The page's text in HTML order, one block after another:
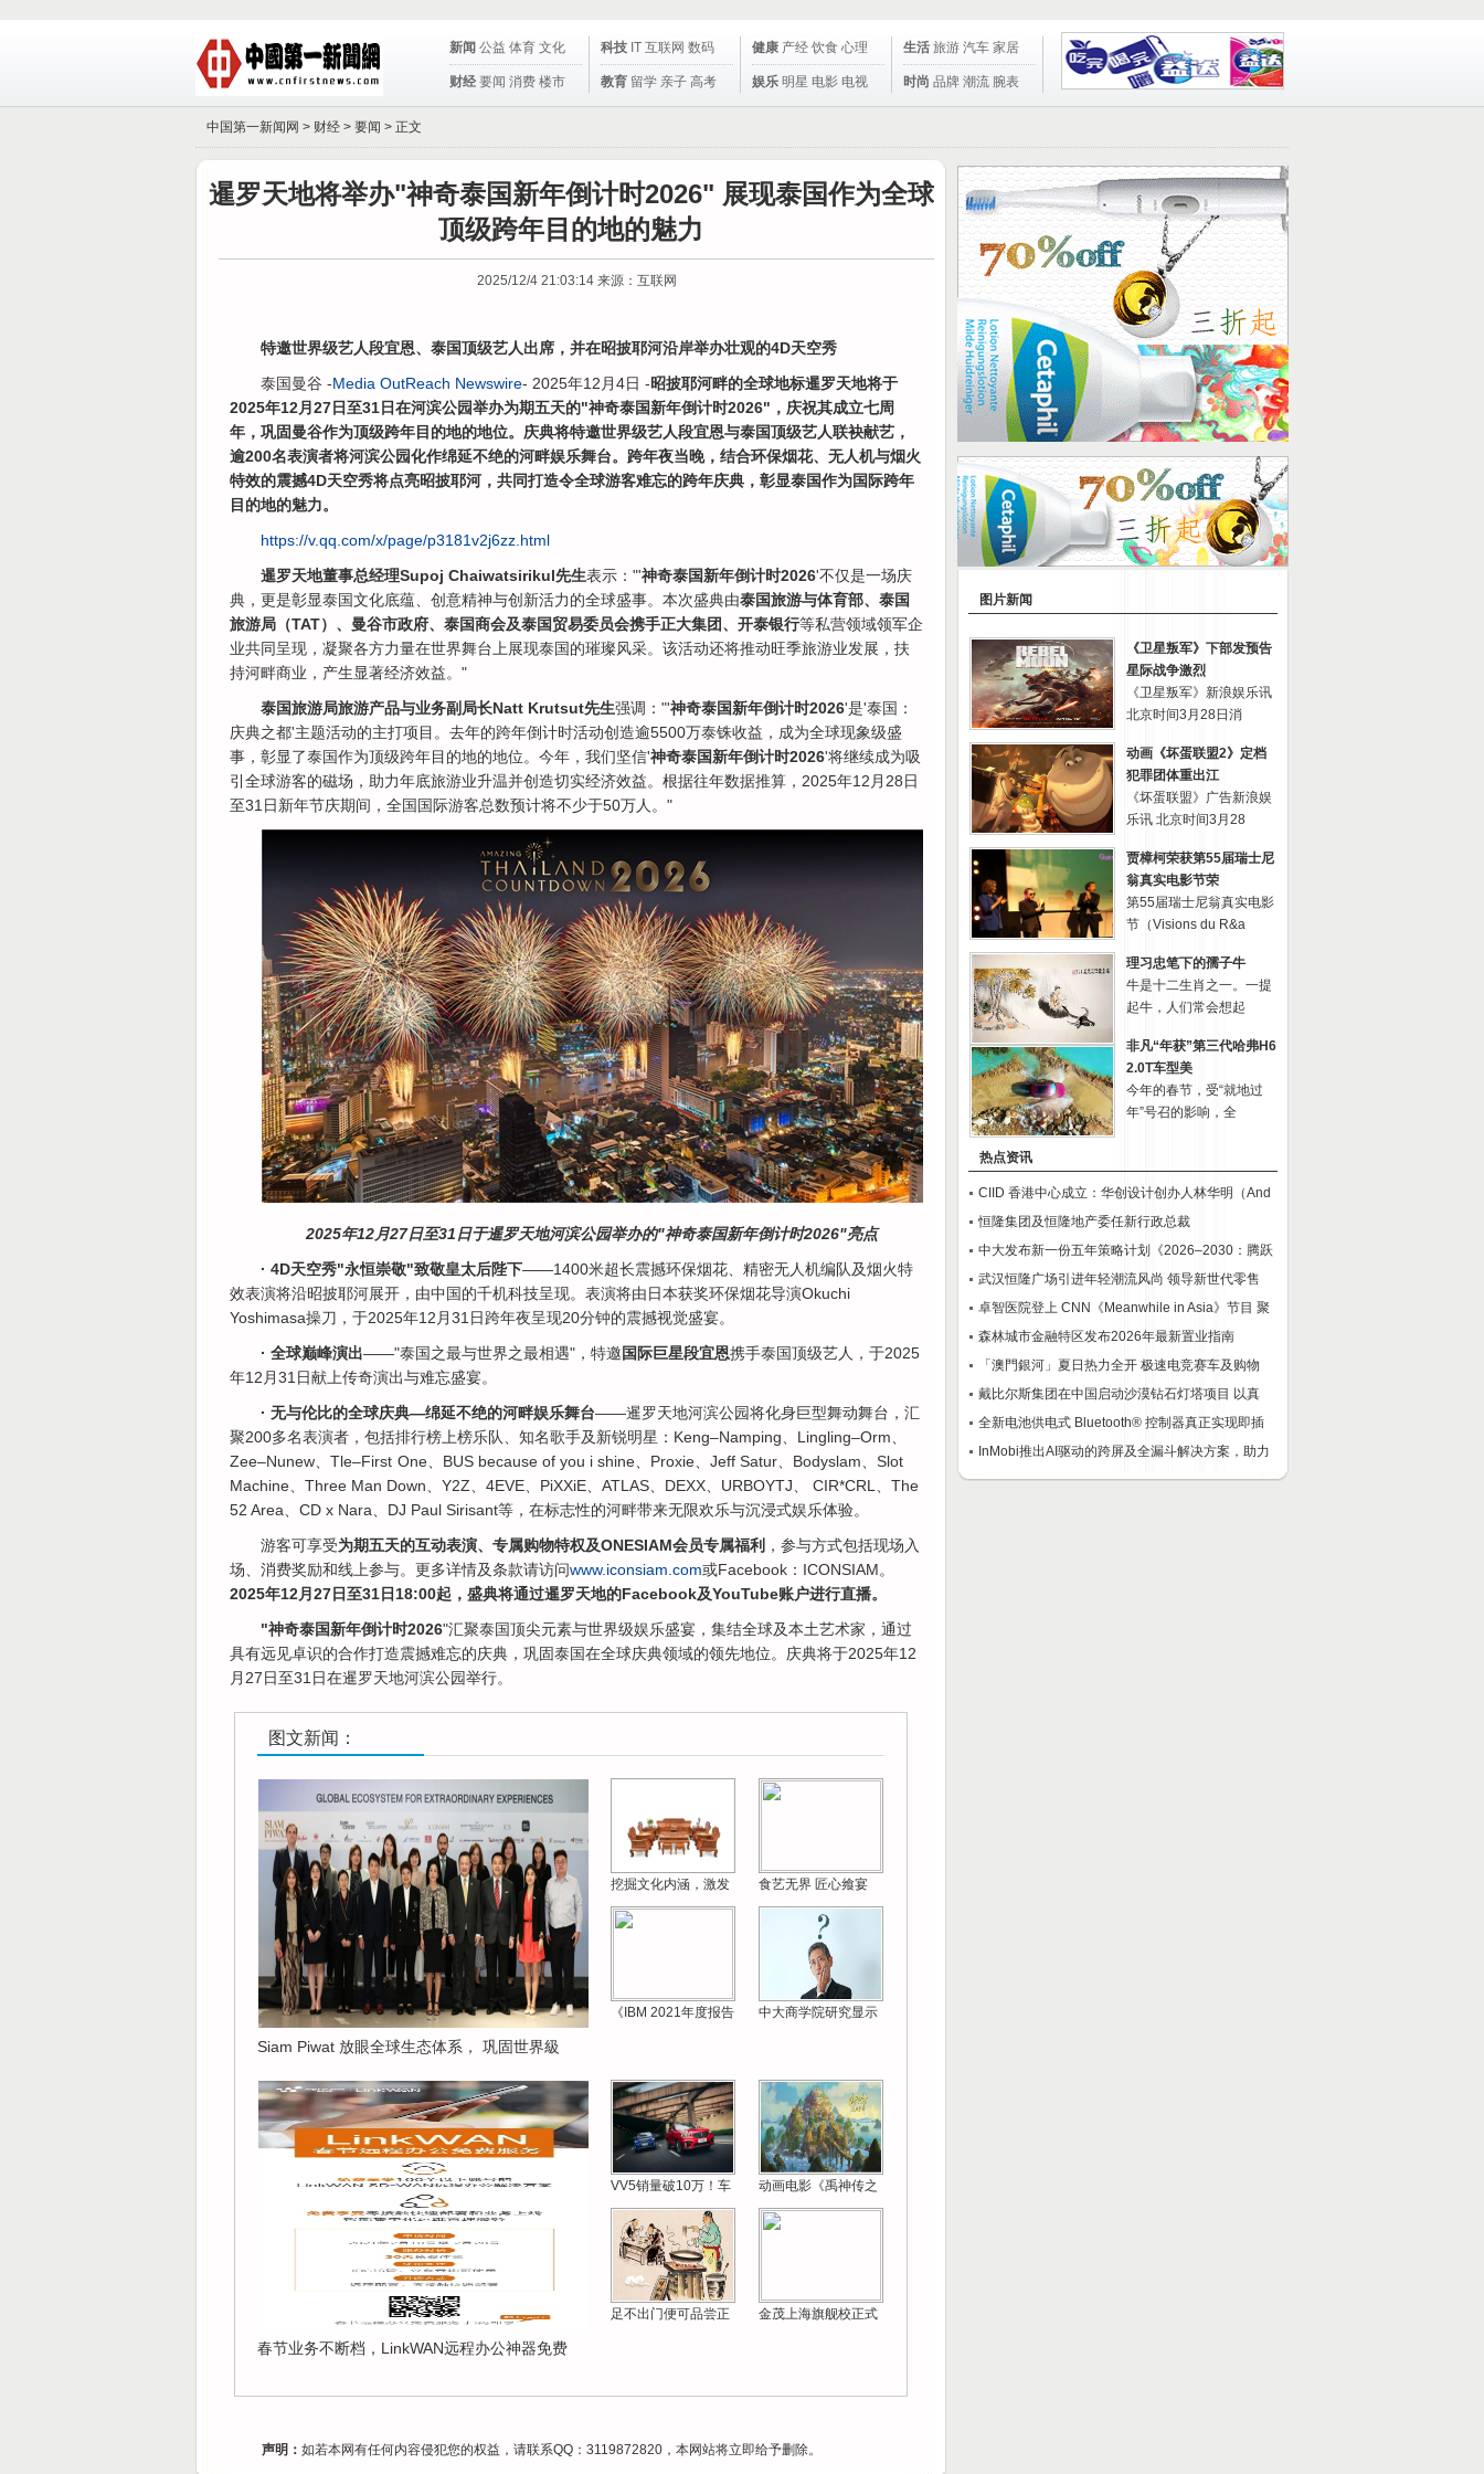
新闻 公益 体育 文化
财经 要闻 消费 楼市
科技 IT 互联网 数码
教育 留学 亲子 高考
健康 产经 饮食 心理
娱乐 明星 电影 电视
生活 旅游 汽车 家居
时尚 品牌 潮流 腕表
中国第一新闻网 > 财经 > 要闻 > 正文
暹罗天地将举办"神奇泰国新年倒计时2026" 展现泰国作为全球
顶级跨年目的地的魅力
2025/12/4 21:03:14 来源：互联网
特邀世界级艺人段宜恩、泰国顶级艺人出席，并在昭披耶河沿岸举办壮观的4D天空秀
泰国曼谷 -Media OutReach Newswire- 2025年12月4日 -昭披耶河畔的全球地标暹罗天地将于
2025年12月27日至31日在河滨公园举办为期五天的"神奇泰国新年倒计时2026"，庆祝其成立七周
年，巩固曼谷作为顶级跨年目的地的地位。庆典将特邀世界级艺人段宜恩与泰国顶级艺人联袂献艺，
逾200名表演者将河滨公园化作绵延不绝的河畔娱乐舞台。跨年夜当晚，结合环保烟花、无人机与烟火
特效的震撼4D天空秀将点亮昭披耶河，共同打造令全球游客难忘的跨年庆典，彰显泰国作为国际跨年
目的地的魅力。
https://v.qq.com/x/page/p3181v2j6zz.html
暹罗天地董事总经理Supoj Chaiwatsirikul先生表示："'神奇泰国新年倒计时2026'不仅是一场庆
典，更是彰显泰国文化底蕴、创意精神与创新活力的全球盛事。本次盛典由泰国旅游与体育部、泰国
旅游局（TAT）、曼谷市政府、泰国商会及泰国贸易委员会携手正大集团、开泰银行等私营领域领军企
业共同呈现，凝聚各方力量在世界舞台上展现泰国的璀璨风采。该活动还将推动旺季旅游业发展，扶
持河畔商业，产生显著经济效益。"
泰国旅游局旅游产品与业务副局长Natt Krutsut先生强调："'神奇泰国新年倒计时2026'是'泰国：
庆典之都'主题活动的主打项目。去年的跨年倒计时活动创造逾5500万泰铢收益，成为全球现象级盛
事，彰显了泰国作为顶级跨年目的地的地位。今年，我们坚信'神奇泰国新年倒计时2026'将继续成为吸
引全球游客的磁场，助力年底旅游业升温并创造切实经济效益。根据往年数据推算，2025年12月28日
至31日新年节庆期间，全国国际游客总数预计将不少于50万人。"
2025年12月27日至31日于暹罗天地河滨公园举办的"神奇泰国新年倒计时2026"亮点
· 4D天空秀"永恒崇敬"致敬皇太后陛下——1400米超长震撼环保烟花、精密无人机编队及烟火特
效表演将沿昭披耶河展开，由中国的千机科技呈现。表演将由日本获奖环保烟花导演Okuchi
Yoshimasa操刀，于2025年12月31日跨年夜呈现20分钟的震撼视觉盛宴。
· 全球巅峰演出——"泰国之最与世界之最相遇"，特邀国际巨星段宜恩携手泰国顶级艺人，于2025
年12月31日献上传奇演出与难忘盛宴。
· 无与伦比的全球庆典—绵延不绝的河畔娱乐舞台——暹罗天地河滨公园将化身巨型舞动舞台，汇
聚200多名表演者，包括排行榜上榜乐队、知名歌手及新锐明星：Keng–Namping、Lingling–Orm、
Zee–Nunew、Tle–First One、BUS because of you i shine、Proxie、Jeff Satur、Bodyslam、Slot
Machine、Three Man Down、Y2Z、4EVE、PiXXiE、ATLAS、DEXX、URBOYTJ、 CIR*CRL、The
52 Area、CD x Nara、DJ Paul Sirisant等，在标志性的河畔带来无限欢乐与沉浸式娱乐体验。
游客可享受为期五天的互动表演、专属购物特权及ONESIAM会员专属福利 ，参与方式包括现场入
场、消费奖励和线上参与。更多详情及条款请访问www.iconsiam.com或Facebook：ICONSIAM。
2025年12月27日至31日18:00起，盛典将通过暹罗天地的Facebook及YouTube账户进行直播。
"神奇泰国新年倒计时2026"汇聚泰国顶尖元素与世界级娱乐盛宴，集结全球及本土艺术家，通过
具有远见卓识的合作打造震撼难忘的庆典，巩固泰国在全球庆典领域的领先地位。庆典将于2025年12
月27日至31日在暹罗天地河滨公园举行。
图文新闻：
Siam Piwat 放眼全球生态体系， 巩固世界級
挖掘文化内涵，激发 食艺无界 匠心飨宴
《IBM 2021年度报告 中大商学院研究显示
春节业务不断档，LinkWAN远程办公神器免费
VV5销量破10万！车 动画电影《禹神传之
足不出门便可品尝正 金茂上海旗舰校正式
声明： 如若本网有任何内容侵犯您的权益，请联系QQ：3119872820，本网站将立即给予删除。
图片新闻
《卫星叛军》下部发预告
星际战争激烈
《卫星叛军》新浪娱乐讯
北京时间3月28日消
动画《坏蛋联盟2》定档
犯罪团体重出江
《坏蛋联盟》广告新浪娱
乐讯 北京时间3月28
贾樟柯荣获第55届瑞士尼
翁真实电影节荣
第55届瑞士尼翁真实电影
节（Visions du R&a
理习忠笔下的孺子牛
牛是十二生肖之一。一提
起牛，人们常会想起
非凡“年获”第三代哈弗H6
2.0T车型美
今年的春节，受“就地过
年”号召的影响，全
热点资讯
CIID 香港中心成立：华创设计创办人林华明（And
恒隆集团及恒隆地产委任新行政总裁
中大发布新一份五年策略计划《2026‒2030：腾跃
武汉恒隆广场引进年轻潮流风尚 领导新世代零售
卓智医院登上 CNN《Meanwhile in Asia》节目 聚
森林城市金融特区发布2026年最新置业指南
「澳門銀河」夏日热力全开 极速电竞赛车及购物
戴比尔斯集团在中国启动沙漠钻石灯塔项目 以真
全新电池供电式 Bluetooth® 控制器真正实现即插
InMobi推出AI驱动的跨屏及全漏斗解决方案，助力